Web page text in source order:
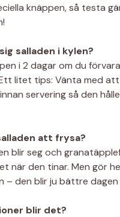
knäppen, så testa
salladen i kylen?
i 2 dagar om du
litet tips: Vänta med att
servering så den
att frysa?
blir seg och
när den tinar. Men gör
– den blir ju bättre
blir det?